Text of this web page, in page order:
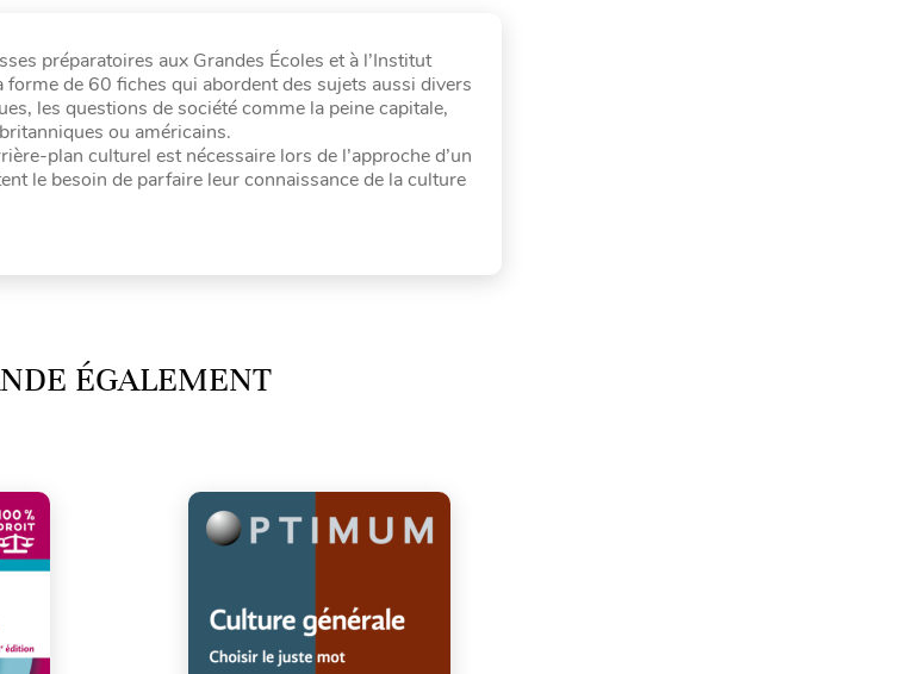
préparatoires aux Grandes Écoles et à l’Institut
de 60 fiches qui abordent des sujets aussi divers
les questions de société comme la peine capitale,
ou américains.
plan culturel est nécessaire lors de l’approche d’un
le besoin de parfaire leur connaissance de la culture
ÉGALEMENT